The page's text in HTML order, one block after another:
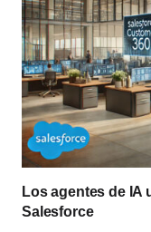
Los agentes de IA
Salesforce